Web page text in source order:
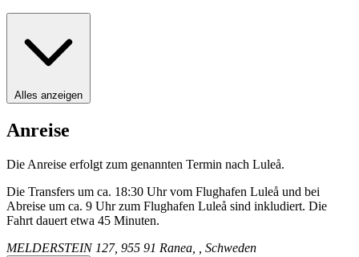
Alles anzeigen
Anreise
Die Anreise erfolgt zum genannten Termin nach Luleå.
Die Transfers um ca. 18:30 Uhr vom Flughafen Luleå und bei
Abreise um ca. 9 Uhr zum Flughafen Luleå sind inkludiert. Die
Fahrt dauert etwa 45 Minuten.
MELDERSTEIN 127, 955 91 Ranea, , Schweden